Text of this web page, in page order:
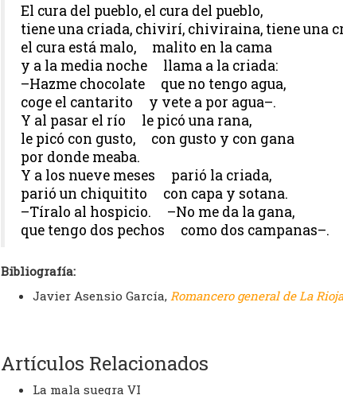
El cura del pueblo, el cura del pueblo,
tiene una criada, chivirí, chiviraina, tiene una
el cura está malo, malito en la cama
y a la media noche llama a la criada:
–Hazme chocolate que no tengo agua,
coge el cantarito y vete a por agua–.
Y al pasar el río le picó una rana,
le picó con gusto, con gusto y con gana
por donde meaba.
Y a los nueve meses parió la criada,
parió un chiquitito con capa y sotana.
–Tíralo al hospicio. –No me da la gana,
que tengo dos pechos como dos campanas–.
Bibliografía:
Javier Asensio García, Romancero general de La Rioja
Artículos Relacionados
La mala suegra VI